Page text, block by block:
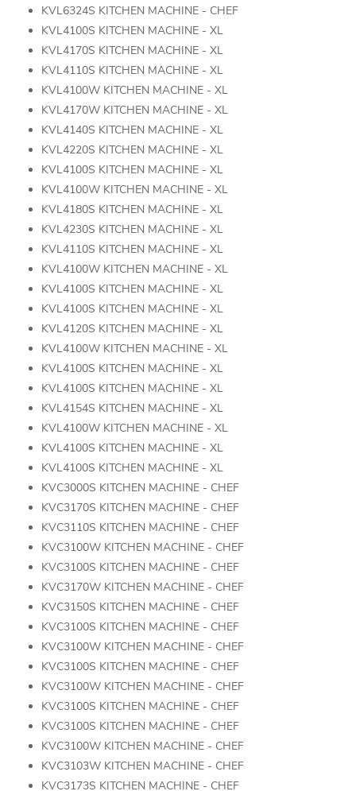
KVL6324S KITCHEN MACHINE - CHEF
KVL4100S KITCHEN MACHINE - XL
KVL4170S KITCHEN MACHINE - XL
KVL4110S KITCHEN MACHINE - XL
KVL4100W KITCHEN MACHINE - XL
KVL4170W KITCHEN MACHINE - XL
KVL4140S KITCHEN MACHINE - XL
KVL4220S KITCHEN MACHINE - XL
KVL4100S KITCHEN MACHINE - XL
KVL4100W KITCHEN MACHINE - XL
KVL4180S KITCHEN MACHINE - XL
KVL4230S KITCHEN MACHINE - XL
KVL4110S KITCHEN MACHINE - XL
KVL4100W KITCHEN MACHINE - XL
KVL4100S KITCHEN MACHINE - XL
KVL4100S KITCHEN MACHINE - XL
KVL4120S KITCHEN MACHINE - XL
KVL4100W KITCHEN MACHINE - XL
KVL4100S KITCHEN MACHINE - XL
KVL4100S KITCHEN MACHINE - XL
KVL4154S KITCHEN MACHINE - XL
KVL4100W KITCHEN MACHINE - XL
KVL4100S KITCHEN MACHINE - XL
KVL4100S KITCHEN MACHINE - XL
KVC3000S KITCHEN MACHINE - CHEF
KVC3170S KITCHEN MACHINE - CHEF
KVC3110S KITCHEN MACHINE - CHEF
KVC3100W KITCHEN MACHINE - CHEF
KVC3100S KITCHEN MACHINE - CHEF
KVC3170W KITCHEN MACHINE - CHEF
KVC3150S KITCHEN MACHINE - CHEF
KVC3100S KITCHEN MACHINE - CHEF
KVC3100W KITCHEN MACHINE - CHEF
KVC3100S KITCHEN MACHINE - CHEF
KVC3100W KITCHEN MACHINE - CHEF
KVC3100S KITCHEN MACHINE - CHEF
KVC3100S KITCHEN MACHINE - CHEF
KVC3100W KITCHEN MACHINE - CHEF
KVC3103W KITCHEN MACHINE - CHEF
KVC3173S KITCHEN MACHINE - CHEF